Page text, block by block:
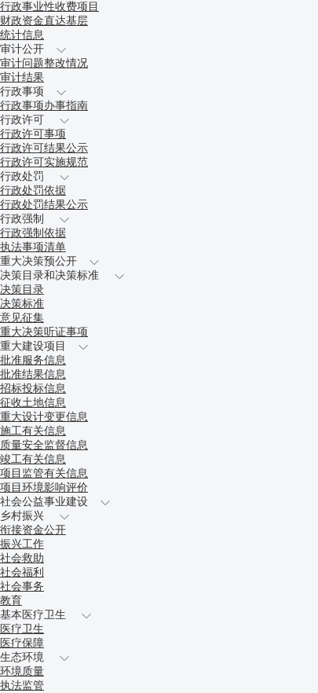
行政事业性收费项目
财政资金直达基层
统计信息
审计公开
审计问题整改情况
审计结果
行政事项
行政事项办事指南
行政许可
行政许可事项
行政许可结果公示
行政许可实施规范
行政处罚
行政处罚依据
行政处罚结果公示
行政强制
行政强制依据
执法事项清单
重大决策预公开
决策目录和决策标准
决策目录
决策标准
意见征集
重大决策听证事项
重大建设项目
批准服务信息
批准结果信息
招标投标信息
征收土地信息
重大设计变更信息
施工有关信息
质量安全监督信息
竣工有关信息
项目监管有关信息
项目环境影响评价
社会公益事业建设
乡村振兴
衔接资金公开
振兴工作
社会救助
社会福利
社会事务
教育
基本医疗卫生
医疗卫生
医疗保障
生态环境
环境质量
执法监管